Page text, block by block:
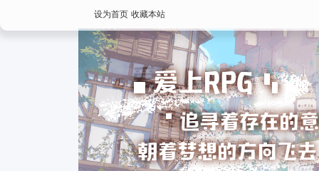
设为首页 收藏本站